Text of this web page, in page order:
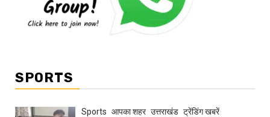
SPORTS
Sports आपका शहर उत्तराखंड ट्रेंडिंग खबरें